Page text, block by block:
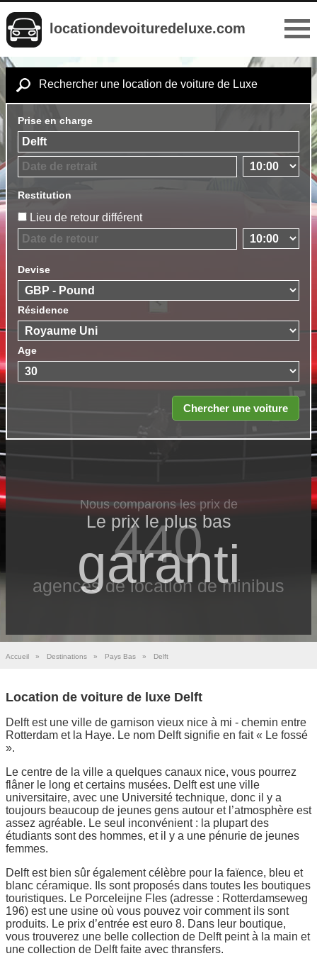
locationdevoituredeluxe.com
Rechercher une location de voiture de Luxe
Prise en charge
Restitution
Lieu de retour différent
Devise
Résidence
Age
Nous comparons les prix de
440
agences de location de minibus
Le prix le​ plus bas
garanti
Accueil » Destinations » Pays Bas » Delft
Location de voiture de luxe Delft
Delft est une ville de garnison vieux nice à mi - chemin entre
Rotterdam et la Haye. Le nom Delft signifie en fait « Le fossé
».
Le centre de la ville a quelques canaux nice, vous pourrez
flâner le long et certains musées. Delft est une ville
universitaire, avec une Université technique, donc il y a
toujours beaucoup de jeunes gens autour et l’atmosphère est
assez agréable. Le seul inconvénient : la plupart des
étudiants sont des hommes, et il y a une pénurie de jeunes
femmes.
Delft est bien sûr également célèbre pour la faïence, bleu et
blanc céramique. Ils sont proposés dans toutes les boutiques
touristiques. Le Porceleijne Fles (adresse : Rotterdamseweg
196) est une usine où vous pouvez voir comment ils sont
produits. Le prix d’entrée est euro 8. Dans leur boutique,
vous trouverez une belle collection de Delft peint à la main et
une collection de Delft faite avec thransfers.